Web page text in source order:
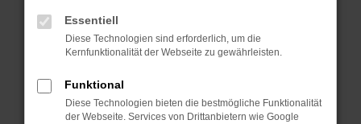
Prüfe deine Browsererweiterungen.
Manche Erweiterungen, wie Werbeblocker,
können das Laden bestimmter Seiten
anderen Browser oder in einem privaten
Fenster?
Essentiell
Diese Technologien sind erforderlich, um die
Kernfunktionalität der Webseite zu gewährleisten.
Funktional
Diese Technologien bieten die bestmögliche Funktionalität
der Webseite. Services von Drittanbietern wie Google